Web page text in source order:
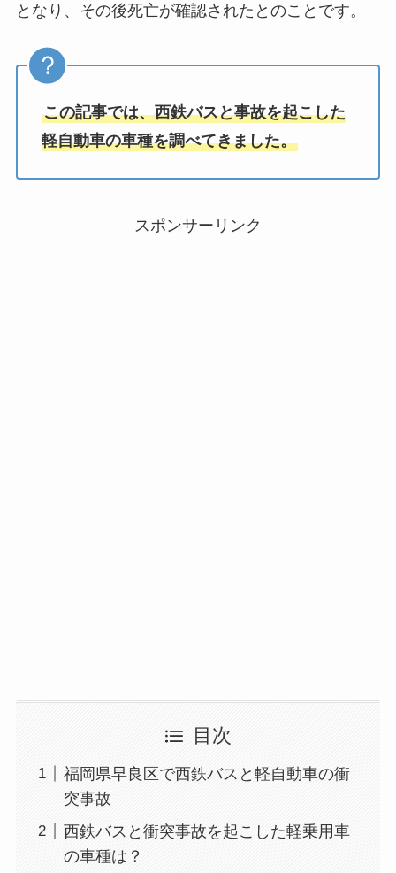
となり、その後死亡が確認されたとのことです。
この記事では、西鉄バスと事故を起こした
軽自動車の車種を調べてきました。
スポンサーリンク
目次
福岡県早良区で西鉄バスと軽自動車の衝
突事故
西鉄バスと衝突事故を起こした軽乗用車
の車種は？